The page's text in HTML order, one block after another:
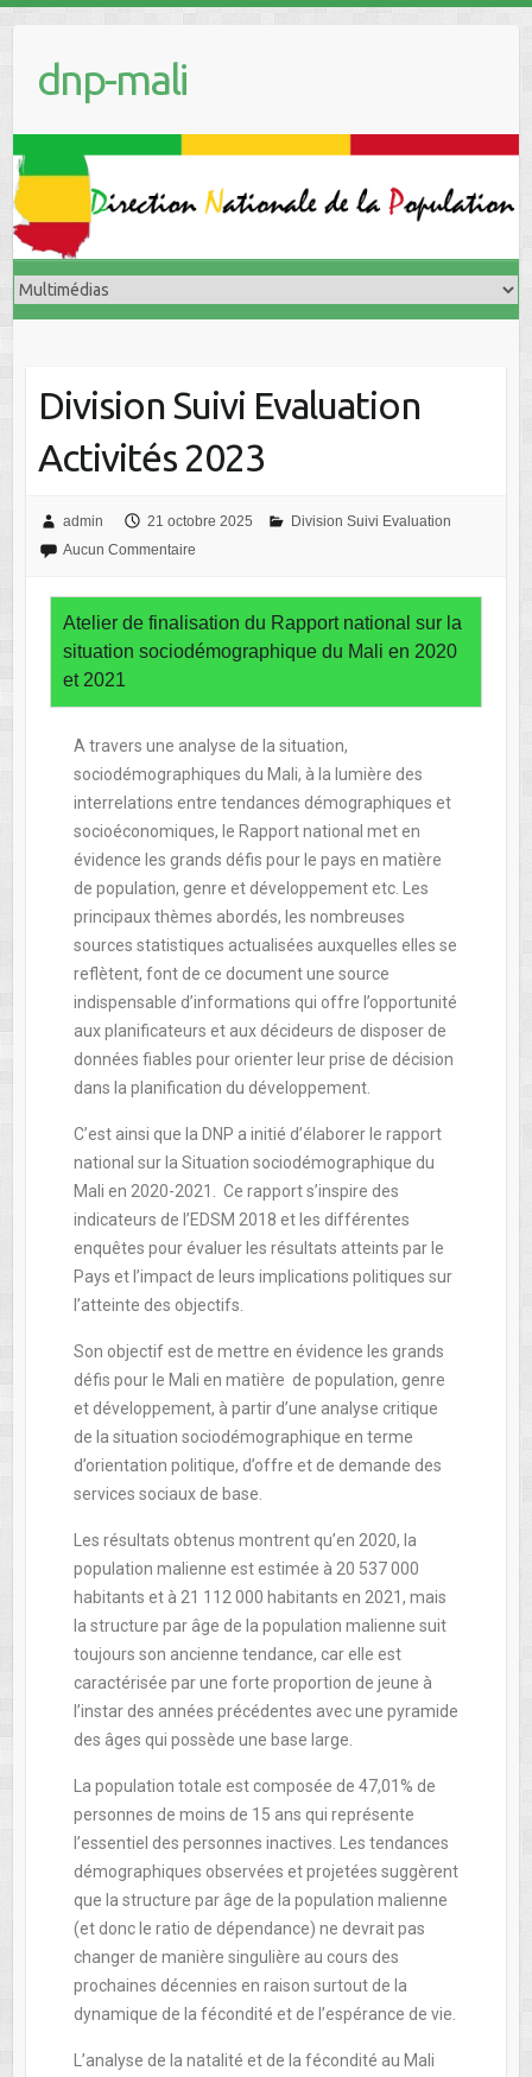
dnp-mali
Division Suivi Evaluation
Activités 2023
admin 21 octobre 2025
Division Suivi Evaluation
Aucun Commentaire
Atelier de finalisation du Rapport national sur la
situation sociodémographique du Mali en 2020
et 2021
A travers une analyse de la situation,
sociodémographiques du Mali, à la lumière des
interrelations entre tendances démographiques et
socioéconomiques, le Rapport national met en
évidence les grands défis pour le pays en matière
de population, genre et développement etc. Les
principaux thèmes abordés, les nombreuses
sources statistiques actualisées auxquelles elles se
reflètent, font de ce document une source
indispensable d’informations qui offre l’opportunité
aux planificateurs et aux décideurs de disposer de
données fiables pour orienter leur prise de décision
dans la planification du développement.
C’est ainsi que la DNP a initié d’élaborer le rapport
national sur la Situation sociodémographique du
Mali en 2020-2021. Ce rapport s’inspire des
indicateurs de l’EDSM 2018 et les différentes
enquêtes pour évaluer les résultats atteints par le
Pays et l’impact de leurs implications politiques sur
l’atteinte des objectifs.
Son objectif est de mettre en évidence les grands
défis pour le Mali en matière de population, genre
et développement, à partir d’une analyse critique
de la situation sociodémographique en terme
d’orientation politique, d’offre et de demande des
services sociaux de base.
Les résultats obtenus montrent qu’en 2020, la
population malienne est estimée à 20 537 000
habitants et à 21 112 000 habitants en 2021, mais
la structure par âge de la population malienne suit
toujours son ancienne tendance, car elle est
caractérisée par une forte proportion de jeune à
l’instar des années précédentes avec une pyramide
des âges qui possède une base large.
La population totale est composée de 47,01% de
personnes de moins de 15 ans qui représente
l’essentiel des personnes inactives. Les tendances
démographiques observées et projetées suggèrent
que la structure par âge de la population malienne
(et donc le ratio de dépendance) ne devrait pas
changer de manière singulière au cours des
prochaines décennies en raison surtout de la
dynamique de la fécondité et de l’espérance de vie.
L’analyse de la natalité et de la fécondité au Mali